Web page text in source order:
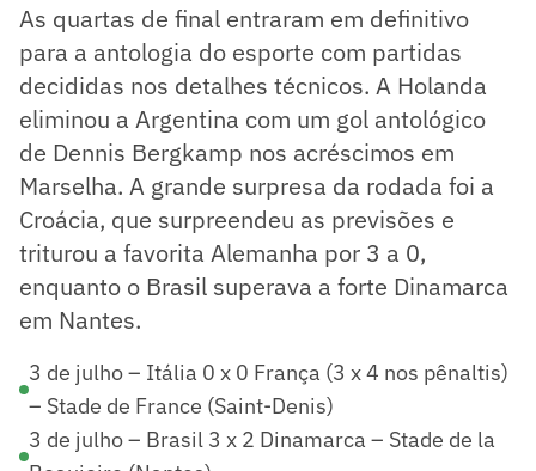
As quartas de final entraram em definitivo
para a antologia do esporte com partidas
decididas nos detalhes técnicos. A Holanda
eliminou a Argentina com um gol antológico
de Dennis Bergkamp nos acréscimos em
Marselha. A grande surpresa da rodada foi a
Croácia, que surpreendeu as previsões e
triturou a favorita Alemanha por 3 a 0,
enquanto o Brasil superava a forte Dinamarca
em Nantes.
3 de julho – Itália 0 x 0 França (3 x 4 nos pênaltis)
– Stade de France (Saint-Denis)
3 de julho – Brasil 3 x 2 Dinamarca – Stade de la